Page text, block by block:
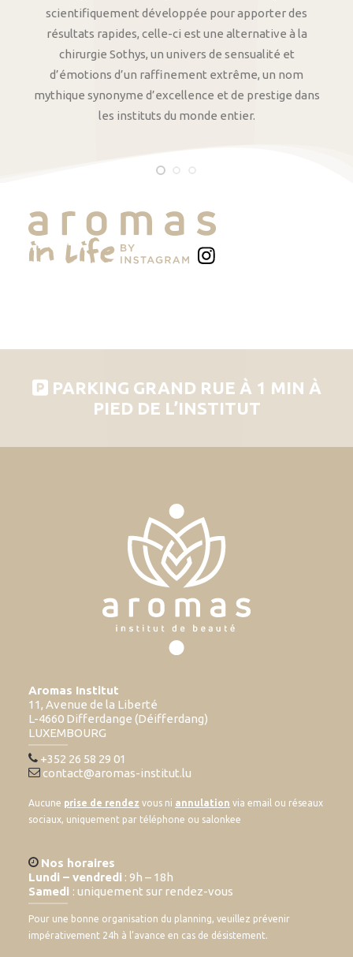
scientifiquement développée pour apporter des
résultats rapides, celle-ci est une alternative à la
chirurgie Sothys, un univers de sensualité et
d’émotions d’un raffinement extrême, un nom
mythique synonyme d’excellence et de prestige dans
les instituts du monde entier.
PARKING GRAND RUE À 1 MIN À
PIED DE L’INSTITUT
Aromas Institut
11, Avenue de la Liberté
L-4660 Differdange (Déifferdang)
LUXEMBOURG
+352 26 58 29 01
contact@aromas-institut.lu
Aucune prise de rendez vous ni annulation via email ou réseaux
sociaux, uniquement par téléphone ou salonkee
Nos horaires
Lundi – vendredi : 9h – 18h
Samedi : uniquement sur rendez-vous
Pour une bonne organisation du planning, veuillez prévenir
impérativement 24h à l’avance en cas de désistement.